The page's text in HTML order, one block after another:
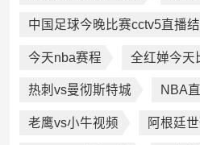
中国足球今晚比赛cctv5直播
今天nba赛程 全红婵今天
热刺vs曼彻斯特城 NBA
老鹰vs小牛视频 阿根廷